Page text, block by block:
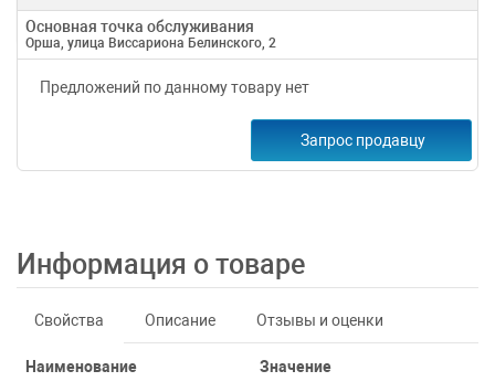
Основная точка обслуживания
Орша, улица Виссариона Белинского, 2
Предложений по данному товару нет
Запрос продавцу
Информация о товаре
Свойства Описание Отзывы и оценки
Наименование Значение